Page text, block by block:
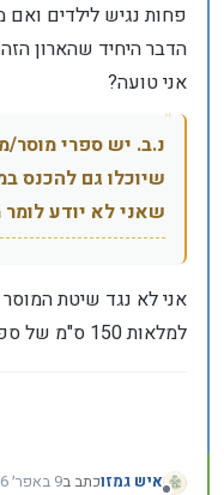
פחות נגיש לילדים ואם
הדבר היחיד שהארון
אני טועה?
נ.ב. יש ספרי
שיוכלו גם להכנס
שאני לא יודע לומר
אני לא נגד שיטת המוסר
למלאות 150 ס"מ של ספרים קטנים...
איש גמזוכתב ב9 באפר׳ 2026, 18:38